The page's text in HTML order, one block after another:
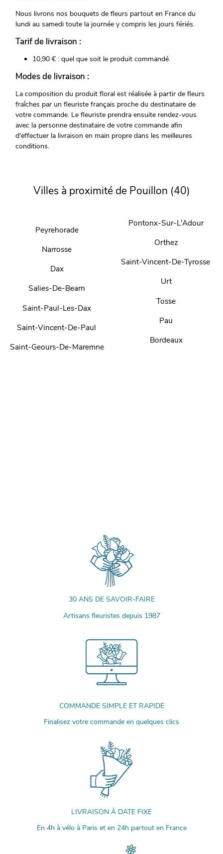
Nous livrons nos bouquets de fleurs partout en France du
lundi au samedi toute la journée y compris les jours fériés.
Tarif de livraison :
10,90 € : quel que soit le produit commandé.
Modes de livraison :
La composition du produit floral est réalisée à partir de fleurs
fraîches par un fleuriste français proche du destinataire de
votre commande. Le fleuriste prendra ensuite rendez-vous
avec la personne destinataire de votre commande afin
d'effectuer la livraison en main propre dans les meilleures
conditions.
Villes à proximité de Pouillon (40)
Peyrehorade
Narrosse
Dax
Salies-De-Bearn
Saint-Paul-Les-Dax
Saint-Vincent-De-Paul
Saint-Geours-De-Maremne
Pontonx-Sur-L'Adour
Orthez
Saint-Vincent-De-Tyrosse
Urt
Tosse
Pau
Bordeaux
30 ANS DE SAVOIR-FAIRE
Artisans fleuristes depuis 1987
COMMANDE SIMPLE ET RAPIDE
Finalisez votre commande en quelques clics
LIVRAISON À DATE FIXE
En 4h à vélo à Paris et en 24h partout en France